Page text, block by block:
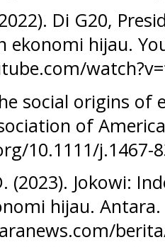
Di G20,
ekonomi hijau.
social origins
of
10.1111/j.1467-
(2023). Jokowi:
hijau. Antara.